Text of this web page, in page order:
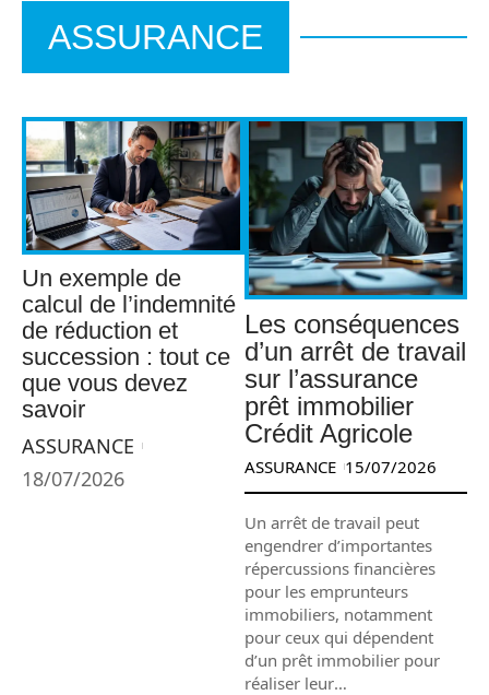
ASSURANCE
Un exemple de
calcul de l’indemnité
de réduction et
succession : tout ce
que vous devez
savoir
ASSURANCE
18/07/2026
Les conséquences
d’un arrêt de travail
sur l’assurance
prêt immobilier
Crédit Agricole
ASSURANCE 15/07/2026
Un arrêt de travail peut
engendrer d’importantes
répercussions financières
pour les emprunteurs
immobiliers, notamment
pour ceux qui dépendent
d’un prêt immobilier pour
réaliser leur…